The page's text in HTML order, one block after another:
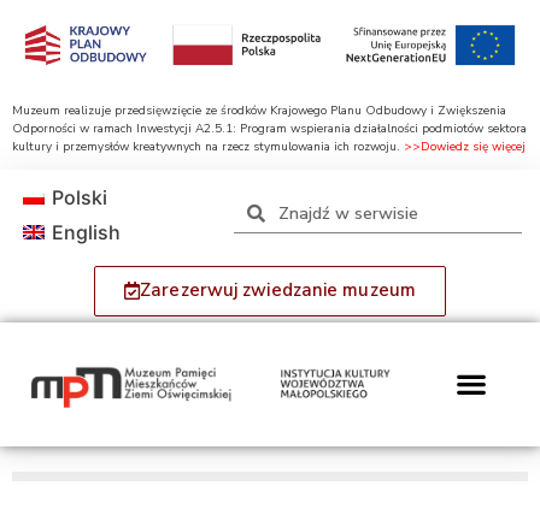
Muzeum realizuje przedsięwzięcie ze środków Krajowego Planu Odbudowy i Zwiększenia
Odporności w ramach Inwestycji A2.5.1: Program wspierania działalności podmiotów sektora
kultury i przemysłów kreatywnych na rzecz stymulowania ich rozwoju. >>Dowiedz się więcej
Zarezerwuj zwiedzanie muzeum
Polski
English